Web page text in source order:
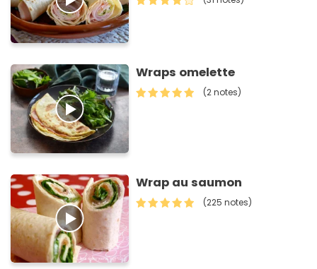
Wraps omelette
(2 notes)
Wrap au saumon
(225 notes)